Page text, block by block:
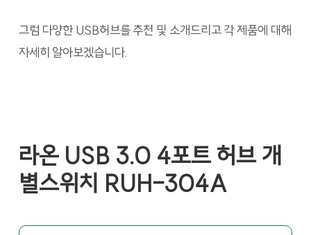
그럼 다양한 USB허브를 추천 및 소개드리고 각 제품에 대해
자세히 알아보겠습니다.
라온 USB 3.0 4포트 허브 개
별스위치 RUH-304A